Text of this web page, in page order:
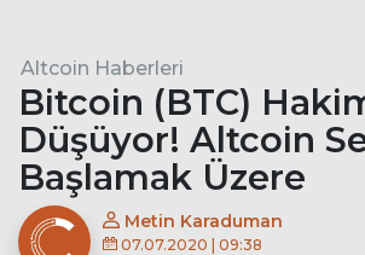
Altcoin Haberleri
Bitcoin (BTC)
Düşüyor! Altcoin
Başlamak Üzere
Metin Karaduman
07.07.2020 | 09:38